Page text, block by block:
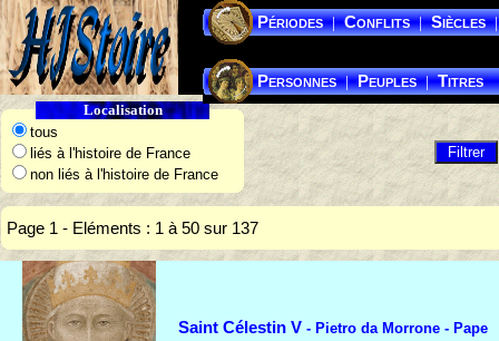
Périodes | Conflits | Siècles |
Personnes | Peuples | Titres
Localisation
tous
liés à l'histoire de France
non liés à l'histoire de France
Page 1 - Eléments : 1 à 50 sur 137
Saint Célestin V - Pietro da Morrone - Pape